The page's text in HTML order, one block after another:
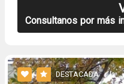
Consultanos por más
DESTACADA